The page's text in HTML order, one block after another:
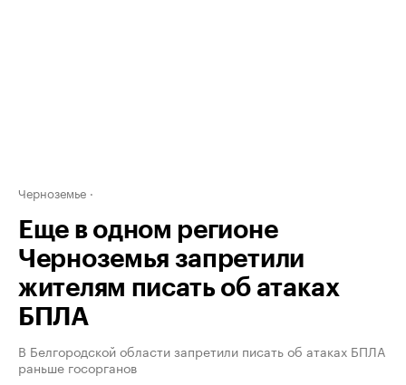
Черноземье
Еще в одном регионе
Черноземья запретили
жителям писать об атаках
БПЛА
В Белгородской области запретили писать об атаках БПЛА
раньше госорганов